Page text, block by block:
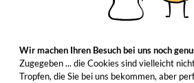
Wir machen Ihren Besuch bei uns noch
Zugegeben ... die Cookies sind vielleicht
Tropfen, die Sie bei uns bekommen, aber